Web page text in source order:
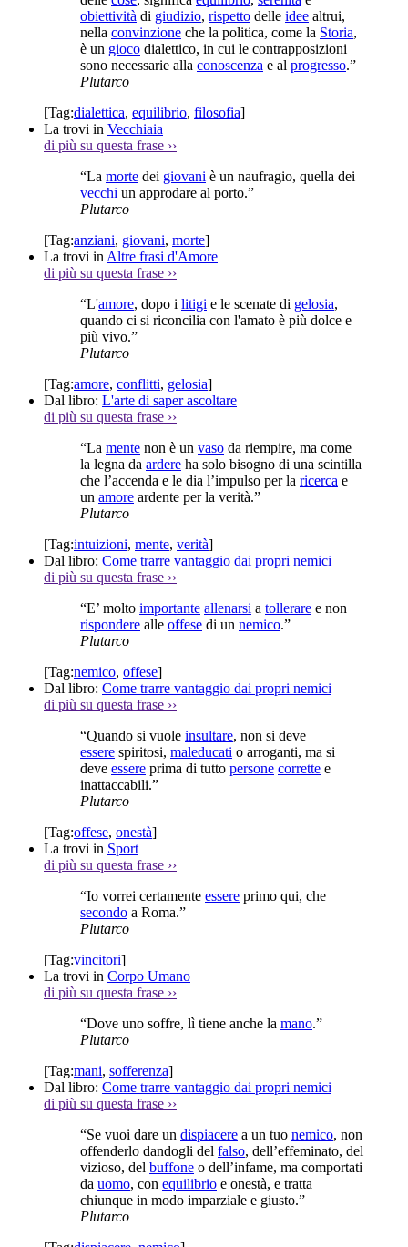
obiettività di giudizio, rispetto delle idee altrui,
nella convinzione che la politica, come la Storia,
è un gioco dialettico, in cui le contrapposizioni
sono necessarie alla conoscenza e al progresso.”
Plutarco
[Tag:dialettica, equilibrio, filosofia]
La trovi in Vecchiaia
di più su questa frase ››
“La morte dei giovani è un naufragio, quella dei
vecchi un approdare al porto.”
Plutarco
[Tag:anziani, giovani, morte]
La trovi in Altre frasi d'Amore
di più su questa frase ››
“L'amore, dopo i litigi e le scenate di gelosia,
quando ci si riconcilia con l'amato è più dolce e
più vivo.”
Plutarco
[Tag:amore, conflitti, gelosia]
Dal libro: L'arte di saper ascoltare
di più su questa frase ››
“La mente non è un vaso da riempire, ma come
la legna da ardere ha solo bisogno di una scintilla
che l’accenda e le dia l’impulso per la ricerca e
un amore ardente per la verità.”
Plutarco
[Tag:intuizioni, mente, verità]
Dal libro: Come trarre vantaggio dai propri nemici
di più su questa frase ››
“E’ molto importante allenarsi a tollerare e non
rispondere alle offese di un nemico.”
Plutarco
[Tag:nemico, offese]
Dal libro: Come trarre vantaggio dai propri nemici
di più su questa frase ››
“Quando si vuole insultare, non si deve
essere spiritosi, maleducati o arroganti, ma si
deve essere prima di tutto persone corrette e
inattaccabili.”
Plutarco
[Tag:offese, onestà]
La trovi in Sport
di più su questa frase ››
“Io vorrei certamente essere primo qui, che
secondo a Roma.”
Plutarco
[Tag:vincitori]
La trovi in Corpo Umano
di più su questa frase ››
“Dove uno soffre, lì tiene anche la mano.”
Plutarco
[Tag:mani, sofferenza]
Dal libro: Come trarre vantaggio dai propri nemici
di più su questa frase ››
“Se vuoi dare un dispiacere a un tuo nemico, non
offenderlo dandogli del falso, dell’effeminato, del
vizioso, del buffone o dell’infame, ma comportati
da uomo, con equilibrio e onestà, e tratta
chiunque in modo imparziale e giusto.”
Plutarco